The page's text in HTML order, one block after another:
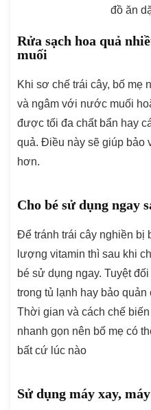
đồ ăn
Rửa sạch hoa quả
muối
Khi sơ chế trái cây, bố mẹ
và ngâm với nước muối
được tối đa chất bẩn hay
quả. Điều này sẽ giúp bảo
hơn.
Cho bé sử dụng ngay
Để tránh trái cây nghiền bị
lượng vitamin thì sau khi
bé sử dụng ngay. Tuyệt
trong tủ lạnh hay bảo
Thời gian và cách chế
nhanh gọn nên bố mẹ có
bất cứ lúc nào
Sử dụng máy xay,